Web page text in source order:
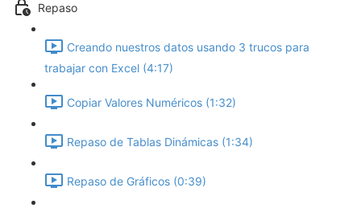
Repaso
Creando nuestros datos usando 3 trucos para
trabajar con Excel (4:17)
Copiar Valores Numéricos (1:32)
Repaso de Tablas Dinámicas (1:34)
Repaso de Gráficos (0:39)